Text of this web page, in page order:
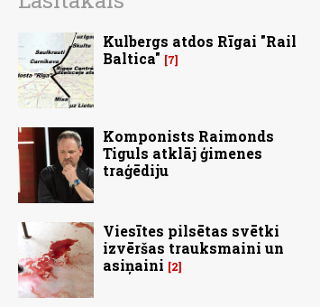
Kulbergs atdos Rīgai "Rail
Baltica"
7
Komponists Raimonds
Tiguls atklāj ģimenes
traģēdiju
Viesītes pilsētas svētki
izvēršas trauksmaini un
asiņaini
2